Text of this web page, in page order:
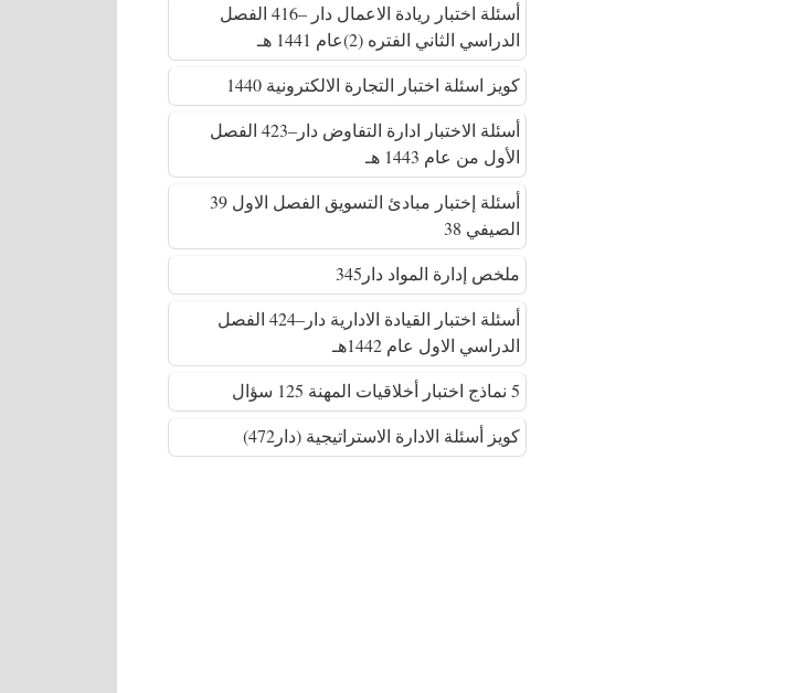
أسئلة اختبار ريادة الاعمال دار –416 الفصل
الدراسي الثاني الفتره (2)عام 1441 هـ
كويز اسئلة اختبار التجارة الالكترونية 1440
أسئلة الاختبار ادارة التفاوض دار–423 الفصل
الأول من عام 1443 هـ
أسئلة إختبار مبادئ التسويق الفصل الاول 39
الصيفي 38
ملخص إدارة المواد دار345
أسئلة اختبار القيادة الادارية دار–424 الفصل
الدراسي الاول عام 1442هـ
5 نماذج اختبار أخلاقيات المهنة 125 سؤال
كويز أسئلة الادارة الاستراتيجية (دار472)